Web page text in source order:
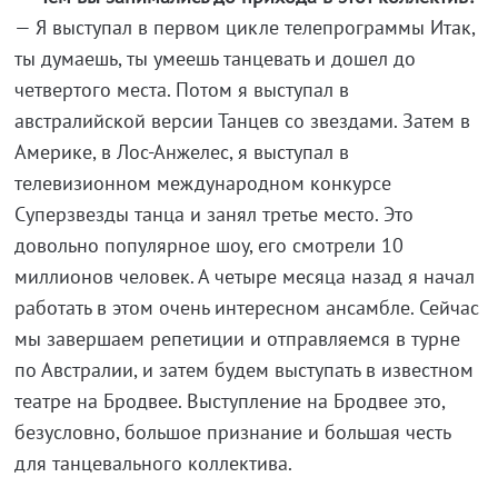
— Я выступал в первом цикле телепрограммы Итак,
ты думаешь, ты умеешь танцевать и дошел до
четвертого места. Потом я выступал в
австралийской версии Танцев со звездами. Затем в
Америке, в Лос-Анжелес, я выступал в
телевизионном международном конкурсе
Суперзвезды танца и занял третье место. Это
довольно популярное шоу, его смотрели 10
миллионов человек. А четыре месяца назад я начал
работать в этом очень интересном ансамбле. Сейчас
мы завершаем репетиции и отправляемся в турне
по Австралии, и затем будем выступать в известном
театре на Бродвее. Выступление на Бродвее это,
безусловно, большое признание и большая честь
для танцевального коллектива.